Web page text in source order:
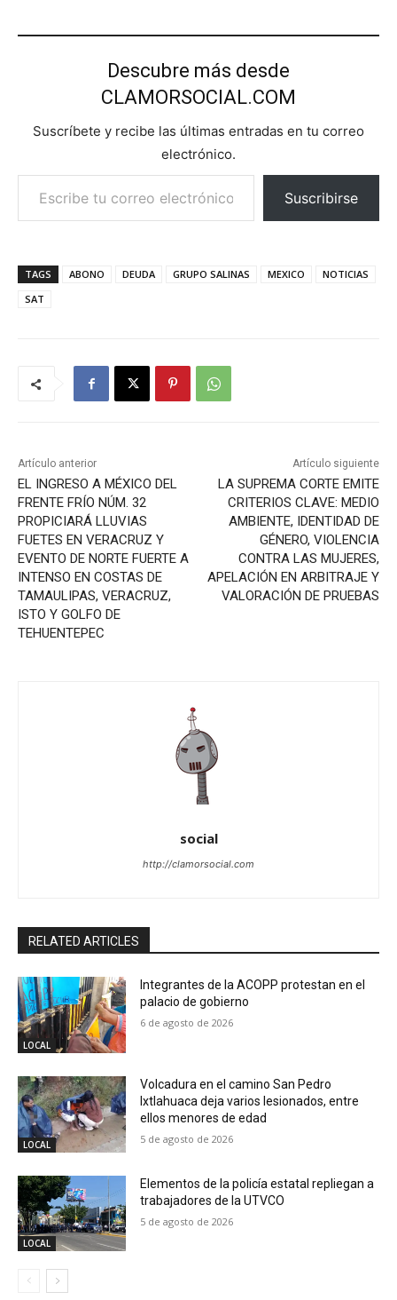
Descubre más desde
CLAMORSOCIAL.COM
Suscríbete y recibe las últimas entradas en tu correo
electrónico.
Escribe tu correo electrónico…
Suscribirse
TAGS ABONO DEUDA GRUPO SALINAS MEXICO
NOTICIAS
SAT
Artículo anterior
EL INGRESO A MÉXICO DEL
FRENTE FRÍO NÚM. 32
PROPICIARÁ LLUVIAS
FUETES EN VERACRUZ Y
EVENTO DE NORTE FUERTE A
INTENSO EN COSTAS DE
TAMAULIPAS, VERACRUZ,
ISTO Y GOLFO DE
TEHUENTEPEC
Artículo siguiente
LA SUPREMA CORTE EMITE
CRITERIOS CLAVE: MEDIO
AMBIENTE, IDENTIDAD DE
GÉNERO, VIOLENCIA
CONTRA LAS MUJERES,
APELACIÓN EN ARBITRAJE Y
VALORACIÓN DE PRUEBAS
social
http://clamorsocial.com
RELATED ARTICLES
LOCAL
Integrantes de la ACOPP protestan en el
palacio de gobierno
6 de agosto de 2026
LOCAL
Volcadura en el camino San Pedro
Ixtlahuaca deja varios lesionados, entre
ellos menores de edad
5 de agosto de 2026
LOCAL
Elementos de la policía estatal repliegan a
trabajadores de la UTVCO
5 de agosto de 2026